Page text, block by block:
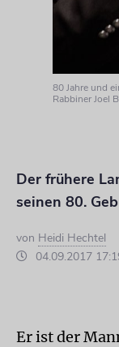
80 Jahre und
Rabbiner Joel
Der frühere
seinen 80.
von Heidi Hechtel
04.09.2017
Er ist der